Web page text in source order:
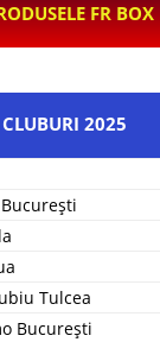
FR BOX
2025
Tulcea
București